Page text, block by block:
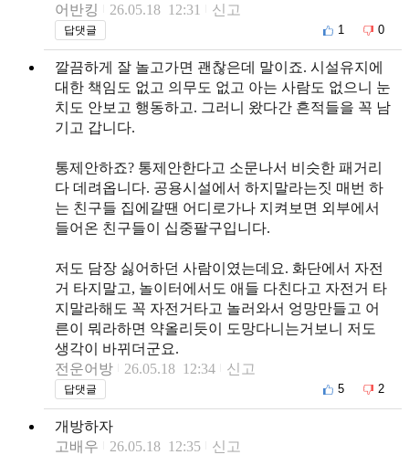
어반킹
26.05.18 12:31 신고
답댓글 1 0
깔끔하게 잘 놀고가면 괜찮은데 말이죠. 시설유지에
대한 책임도 없고 의무도 없고 아는 사람도 없으니 눈
치도 안보고 행동하고. 그러니 왔다간 흔적들을 꼭 남
기고 갑니다.
통제안하죠? 통제안한다고 소문나서 비슷한 패거리
다 데려옵니다. 공용시설에서 하지말라는짓 매번 하
는 친구들 집에갈땐 어디로가나 지켜보면 외부에서
들어온 친구들이 십중팔구입니다.
저도 담장 싫어하던 사람이였는데요. 화단에서 자전
거 타지말고, 놀이터에서도 애들 다친다고 자전거 타
지말라해도 꼭 자전거타고 놀러와서 엉망만들고 어
른이 뭐라하면 약올리듯이 도망다니는거보니 저도
생각이 바뀌더군요.
전운어방
26.05.18 12:34 신고
답댓글 5 2
개방하자
고배우
26.05.18 12:35 신고